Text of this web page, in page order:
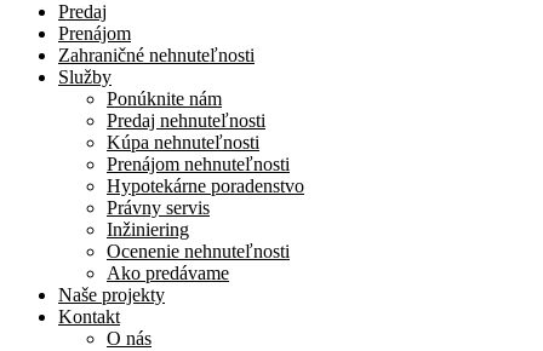
Predaj
Prenájom
Zahraničné nehnuteľnosti
Služby
Ponúknite nám
Predaj nehnuteľnosti
Kúpa nehnuteľnosti
Prenájom nehnuteľnosti
Hypotekárne poradenstvo
Právny servis
Inžiniering
Ocenenie nehnuteľnosti
Ako predávame
Naše projekty
Kontakt
O nás